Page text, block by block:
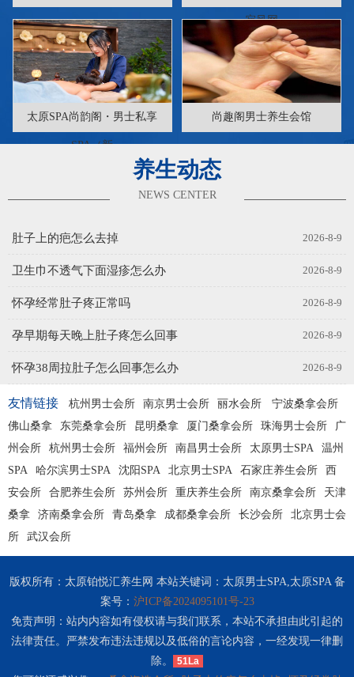
寂风网
太原SPA尚韵阁・男士私享
SPA（新
尚趣阁男士养生会馆
养生动态
NEWS CENTER
2026-8-9
肚子上的疤怎么去掉
2026-8-9
卫生巾不透气下面湿疹怎么办
2026-8-9
怀孕经常肚子疼正常吗
2026-8-9
孕早期每天晚上肚子疼怎么回事
2026-8-9
怀孕38周拉肚子怎么回事怎么办
友情链接 杭州男士会所 南京男士会所 丽水会所
宁波桑拿会所
佛山桑拿
东莞桑拿会所 昆明桑拿 厦门桑拿会所 珠海男士会所
广
州会所
杭州男士会所 福州会所 南昌男士会所 太原男士SPA
温州
SPA
哈尔滨男士SPA 沈阳SPA 北京男士SPA 石家庄养生会所
西
安会所
合肥养生会所 苏州会所 重庆养生会所 南京桑拿会所
天津
桑拿
济南桑拿会所 青岛桑拿 成都桑拿会所 长沙会所
北京男士会
所
武汉会所
版权所有：太原铂悦汇养生网 本站关键词：太原男士SPA,太原SPA 备
案号： 沪ICP备2024095101号-23
免责声明：站内内容如有侵权请与我们联系，本站不承担由此引起的
法律责任。严禁发布违法违规以及低俗的言论内容，一经发现一律删
除。
51La